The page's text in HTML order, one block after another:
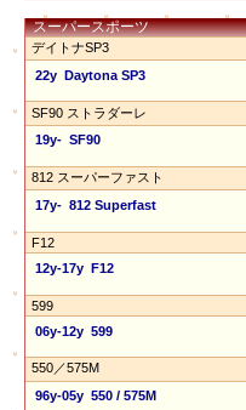
スーパースポーツ
デイトナSP3
22y Daytona SP3
SF90 ストラダーレ
19y- SF90
812 スーパーファスト
17y- 812 Superfast
F12
12y-17y F12
599
06y-12y 599
550／575M
96y-05y 550 / 575M